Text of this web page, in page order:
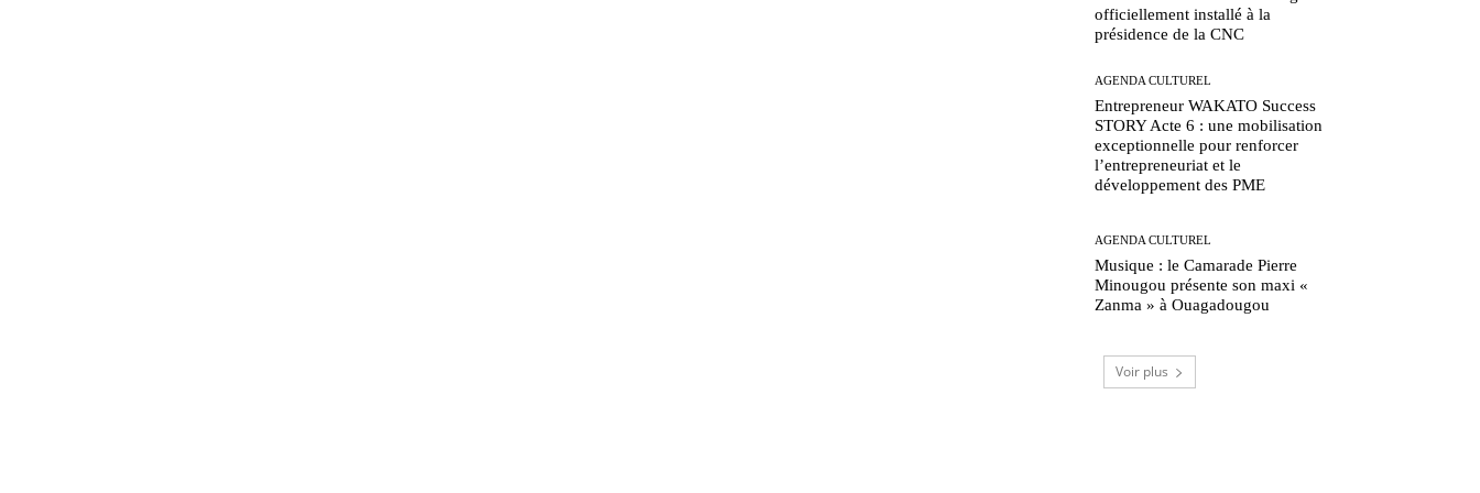
officiellement installé à la
présidence de la CNC
AGENDA CULTUREL
Entrepreneur WAKATO Success
STORY Acte 6 : une mobilisation
exceptionnelle pour renforcer
l’entrepreneuriat et le
développement des PME
AGENDA CULTUREL
Musique : le Camarade Pierre
Minougou présente son maxi «
Zanma » à Ouagadougou
Voir plus